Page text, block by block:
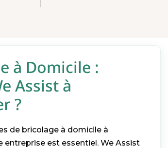
à Domicile :
Assist à
?
de bricolage à domicile à
entreprise est essentiel. We Assist